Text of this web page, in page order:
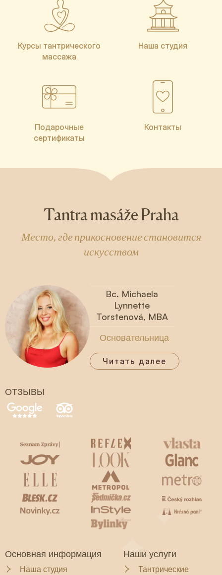
Курсы тантрического
массажа
Наша студия
Подарочные
сертификаты
Контакты
Tantra masáže Praha
Место, где прикосновение становится
искусством
Bc. Michaela
Lynnette
Torstenová, MBA
Основательница
Читать далее
ОТЗЫВЫ
Основная информация
Наша студия
Наши услуги
Тантрические